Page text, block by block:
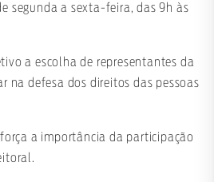
segunda a sexta-feira, das 9h às
a escolha de representantes da
na defesa dos direitos das pessoas
a importância da participação